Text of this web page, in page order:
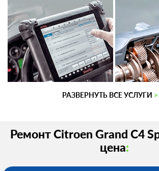
РАЗВЕРНУТЬ ВСЕ УСЛУГИ
Ремонт Citroen Grand C4
цена: